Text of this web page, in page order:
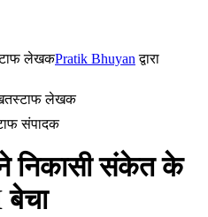
लेखकPratik Bhuyan द्वारा
स्टाफ लेखक
संपादक
ने निकासी संकेत के